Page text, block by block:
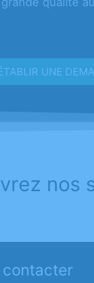
UNE
nos
contacter